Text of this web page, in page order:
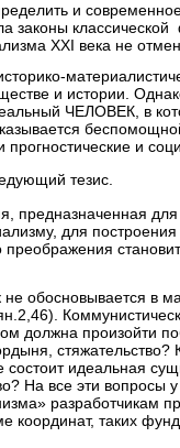
и
законы
XXI века не
и истории.
ЧЕЛОВЕК, в
и
тезис.
предназначенная
для
преображения
обосновывается в
должна произойти
стяжательство?
состоит идеальная
На все эти вопросы
разработчикам
координат, таких